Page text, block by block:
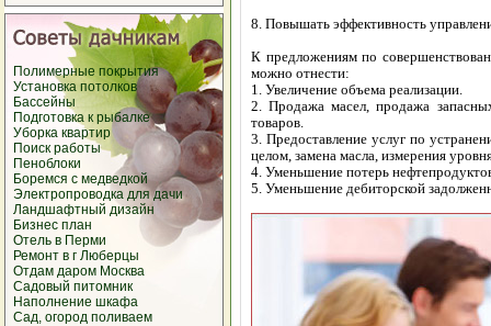
Полимерные покрытия
Установка потолков
Бассейны
Подготовка к рыбалке
Уборка квартир
Поиск работы
Пеноблоки
Боремся с медведкой
Электропроводка для дачи
Ландшафтный дизайн
Бизнес план
Отель в Перми
Ремонт в г Люберцы
Отдам даром Москва
Cадовый питомник
Наполнение шкафа
Сад, огород поливаем
8. Повышать эффективность
К предложениям по
можно отнести:
1. Увеличение объема реализации.
2. Продажа масел, продажа
товаров.
3. Предоставление услуг по
целом, замена масла, измерения
4. Уменьшение потерь
5. Уменьшение дебиторской